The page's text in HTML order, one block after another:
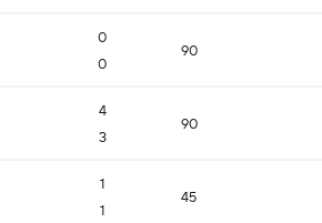
0
0
90
4
3
90
1
1
45